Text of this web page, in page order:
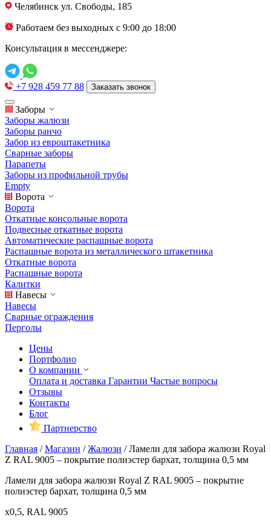
Челябинск ул. Свободы, 185
Работаем без выходных с 9:00 до 18:00
Консультация в мессенджере:
+7 928 459 77 88 Заказать звонок
Заборы
Заборы жалюзи
Заборы ранчо
Забор из евроштакетника
Сварные заборы
Парапеты
Заборы из профильной трубы
Empty
Ворота
Ворота
Откатные консольные ворота
Подвесные откатные ворота
Автоматические распашные ворота
Распашные ворота из металлического штакетника
Откатные ворота
Распашные ворота
Калитки
Навесы
Навесы
Сварные ограждения
Перголы
Цены
Портфолио
О компании
Оплата и доставка Гарантии Частые вопросы
Отзывы
Контакты
Блог
Партнерство
Главная /Магазин /Жалюзи /Ламели для забора жалюзи Royal
Z RAL 9005 – покрытие полиэстер бархат, толщина 0,5 мм
Ламели для забора жалюзи Royal Z RAL 9005 – покрытие
полиэстер бархат, толщина 0,5 мм
x0,5, RAL 9005